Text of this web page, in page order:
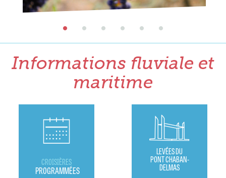
Informations fluviale et
maritime
CROISIÈRES
PROGRAMMÉES
LEVÉES DU
PONT CHABAN-
DELMAS